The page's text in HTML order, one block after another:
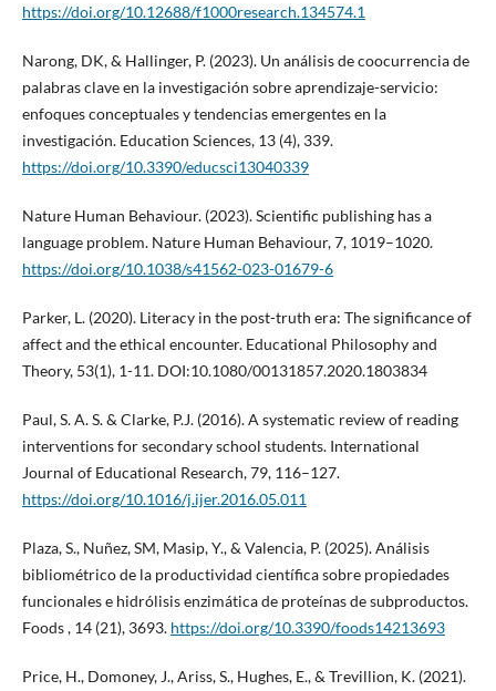
https://doi.org/10.12688/f1000research.134574.1
Narong, DK, & Hallinger, P. (2023). Un análisis de coocurrencia de
palabras clave en la investigación sobre aprendizaje-servicio:
enfoques conceptuales y tendencias emergentes en la
investigación. Education Sciences, 13 (4), 339.
https://doi.org/10.3390/educsci13040339
Nature Human Behaviour. (2023). Scientific publishing has a
language problem. Nature Human Behaviour, 7, 1019–1020.
https://doi.org/10.1038/s41562-023-01679-6
Parker, L. (2020). Literacy in the post-truth era: The significance of
affect and the ethical encounter. Educational Philosophy and
Theory, 53(1), 1-11. DOI:10.1080/00131857.2020.1803834
Paul, S. A. S. & Clarke, P.J. (2016). A systematic review of reading
interventions for secondary school students. International
Journal of Educational Research, 79, 116–127.
https://doi.org/10.1016/j.ijer.2016.05.011
Plaza, S., Nuñez, SM, Masip, Y., & Valencia, P. (2025). Análisis
bibliométrico de la productividad científica sobre propiedades
funcionales e hidrólisis enzimática de proteínas de subproductos.
Foods , 14 (21), 3693. https://doi.org/10.3390/foods14213693
Price, H., Domoney, J., Ariss, S., Hughes, E., & Trevillion, K. (2021).